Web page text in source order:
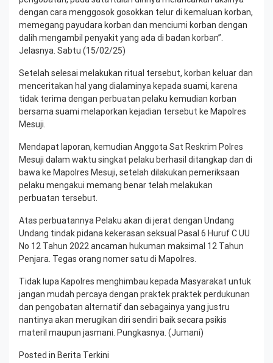
dengan cara menggosok gosokkan telur di kemaluan korban,
memegang payudara korban dan menciumi korban dengan
dalih mengambil penyakit yang ada di badan korban”.
Jelasnya. Sabtu (15/02/25)
Setelah selesai melakukan ritual tersebut, korban keluar dan
menceritakan hal yang dialaminya kepada suami, karena
tidak terima dengan perbuatan pelaku kemudian korban
bersama suami melaporkan kejadian tersebut ke Mapolres
Mesuji.
Mendapat laporan, kemudian Anggota Sat Reskrim Polres
Mesuji dalam waktu singkat pelaku berhasil ditangkap dan di
bawa ke Mapolres Mesuji, setelah dilakukan pemeriksaan
pelaku mengakui memang benar telah melakukan
perbuatan tersebut.
Atas perbuatannya Pelaku akan di jerat dengan Undang
Undang tindak pidana kekerasan seksual Pasal 6 Huruf C UU
No 12 Tahun 2022 ancaman hukuman maksimal 12 Tahun
Penjara. Tegas orang nomer satu di Mapolres.
Tidak lupa Kapolres menghimbau kepada Masyarakat untuk
jangan mudah percaya dengan praktek praktek perdukunan
dan pengobatan alternatif dan sebagainya yang justru
nantinya akan merugikan diri sendiri baik secara psikis
materil maupun jasmani. Pungkasnya. (Jumani)
Posted in Berita Terkini